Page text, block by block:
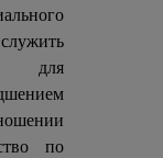
для
по